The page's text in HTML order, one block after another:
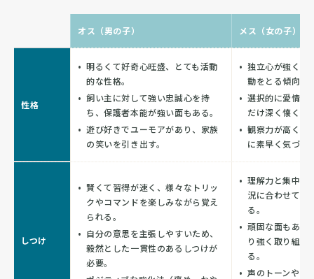
オス（男の子） メス（女の子）
性格
明るくて好奇心旺盛、とても活動
的な性格。
飼い主に対して強い忠誠心を持
ち、保護者本能が強い面もある。
遊び好きでユーモアがあり、家族
の笑いを引き出す。
独立心が強く、
動をとる傾向が
選択的に愛情を
だけ深く懐く」
観察力が高く、
に素早く気づく
しつけ
賢くて習得が速く、様々なトリッ
クやコマンドを楽しみながら覚え
られる。
自分の意思を主張しやすいため、
毅然とした一貫性のあるしつけが
必要。
理解力と集中力
況に合わせてコ
る。
頑固な面もある
り強く取り組め
る。
声のトーンや表